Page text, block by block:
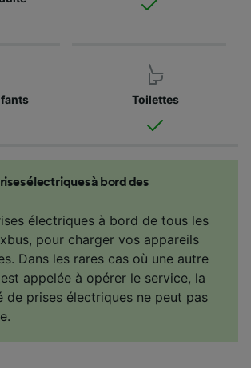
Toilettes
électriques à bord des
électriques à bord de tous les
pour charger vos appareils
Dans les rares cas où une autre
appelée à opérer le service, la
de prises électriques ne peut pas